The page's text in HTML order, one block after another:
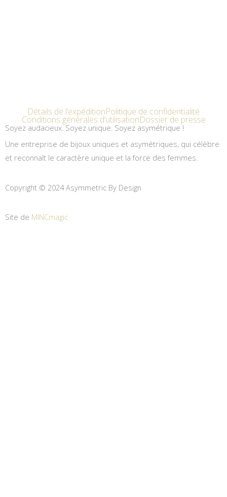
Détails de l’expéditionPolitique de confidentialité
Conditions générales d’utilisationDossier de presse
Soyez audacieux. Soyez unique. Soyez asymétrique !
Une entreprise de bijoux uniques et asymétriques, qui célèbre
et reconnaît le caractère unique et la force des femmes.
Copyright © 2024 Asymmetric By Design
Site de MINCmagic